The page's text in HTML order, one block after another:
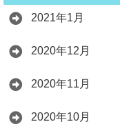
2021年1月
2020年12月
2020年11月
2020年10月